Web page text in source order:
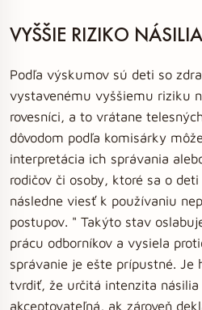
VYŠŠIE RIZIKO NÁSILIA
Podľa výskumov sú deti so
vystavenému vyššiemu riziku
rovesníci, a to vrátane
dôvodom podľa komisárky
interpretácia ich správania
rodičov či osoby, ktoré sa o
následne viesť k používaniu
postupov. " Takýto stav
prácu odborníkov a vysiela
správanie je ešte prípustné. Je
tvrdiť, že určitá intenzita
akceptovateľná, ak zároveň